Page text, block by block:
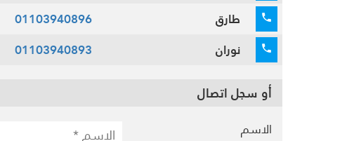
طارق
01103940896
نوران
01103940893
أو سجل اتصال
الاسم